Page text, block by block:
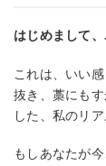
はじめまして
これは、いい
抜き、藁にも
した、私のリ
もしあなたが